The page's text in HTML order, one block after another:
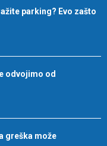
parking? Evo zašto
odvojimo od
greška može